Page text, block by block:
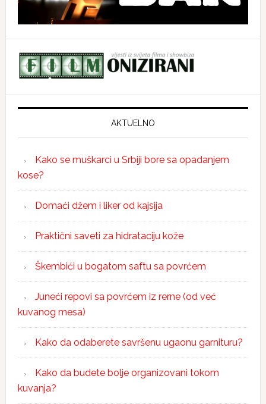
AKTUELNO
Kako se muškarci u Srbiji bore sa opadanjem
kose?
Domaći džem i liker od kajsija
Praktični saveti za hidrataciju kože
Škembići u bogatom saftu sa povrćem
Juneći repovi sa povrćem iz rerne (od već
kuvanog mesa)
Kako da odaberete savršenu ugaonu garnituru?
Kako da budete bolje organizovani tokom
kuvanja?